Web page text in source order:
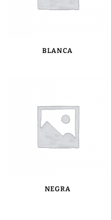
BLANCA
NEGRA